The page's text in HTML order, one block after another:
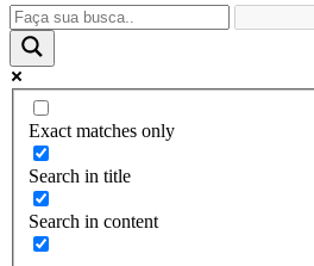
Exact matches only
Search in title
Search in content